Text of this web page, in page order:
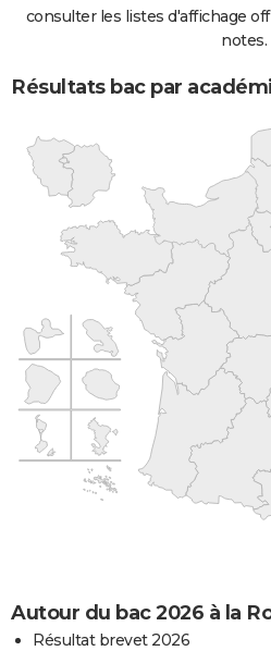
consulter les listes d'affichage
notes.
Résultats bac par
Autour du bac 2026 à la
Résultat brevet 2026